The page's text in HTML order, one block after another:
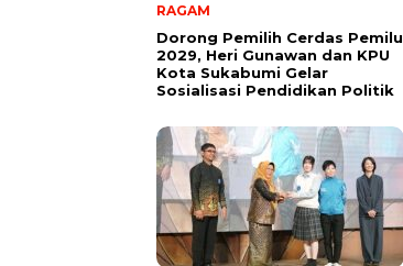
RAGAM
Dorong Pemilih Cerdas Pemilu
2029, Heri Gunawan dan KPU
Kota Sukabumi Gelar
Sosialisasi Pendidikan Politik